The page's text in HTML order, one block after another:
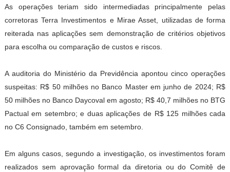
As operações teriam sido intermediadas principalmente pelas
corretoras Terra Investimentos e Mirae Asset, utilizadas de forma
reiterada nas aplicações sem demonstração de critérios objetivos
para escolha ou comparação de custos e riscos.
A auditoria do Ministério da Previdência apontou cinco operações
suspeitas: R$ 50 milhões no Banco Master em junho de 2024; R$
50 milhões no Banco Daycoval em agosto; R$ 40,7 milhões no BTG
Pactual em setembro; e duas aplicações de R$ 125 milhões cada
no C6 Consignado, também em setembro.
Em alguns casos, segundo a investigação, os investimentos foram
realizados sem aprovação formal da diretoria ou do Comitê de